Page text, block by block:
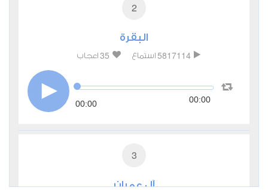
2
البقرة
5817114 استماع 35 اعجاب
00:00 00:00
3
آل عمران